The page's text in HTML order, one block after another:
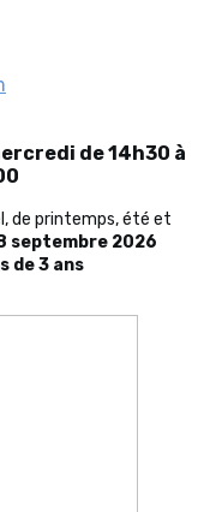
de 14h30 à
de printemps, été et
septembre 2026
de 3 ans